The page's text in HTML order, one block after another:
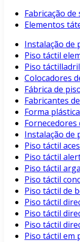
Fabricação
Elementos
Instalação de
Piso táctil
Piso
Colocadores
Fábrica de
Fabricantes
Forma
Instalação de
Piso táctil
Piso táctil
Piso táctil
Piso táctil
Piso táctil de
Piso táctil
Piso táctil
Piso táctil
Piso táctil em